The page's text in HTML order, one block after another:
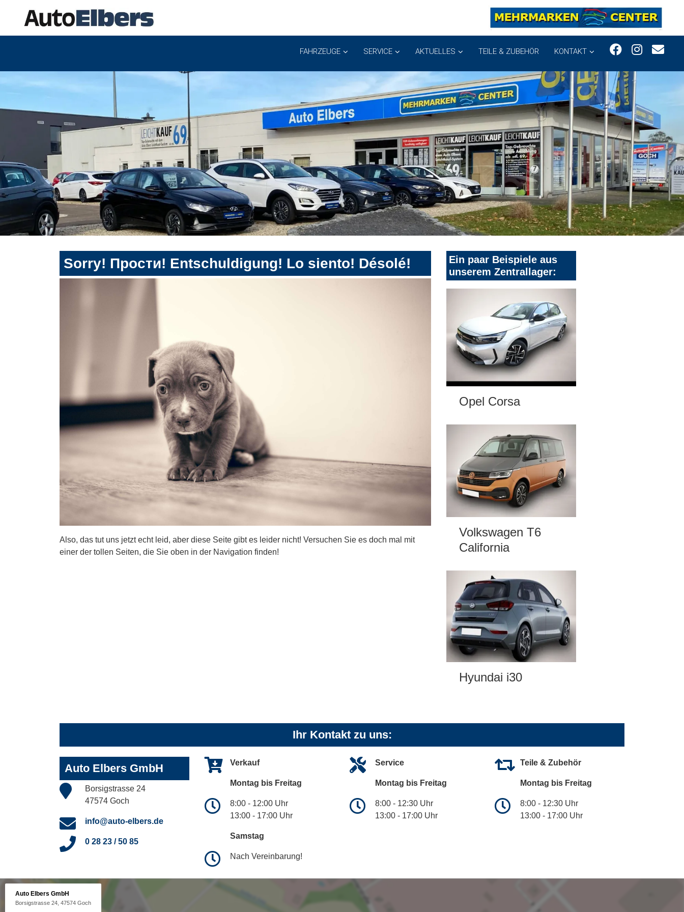
FAHRZEUGE SERVICE AKTUELLES TEILE & ZUBEHÖR KONTAKT
Sorry! Прости! Entschuldigung! Lo siento! Désolé!
Also, das tut uns jetzt echt leid, aber diese Seite gibt es leider nicht! Versuchen Sie es doch mal mit
einer der tollen Seiten, die Sie oben in der Navigation finden!
Ein paar Beispiele aus
unserem Zentrallager:
Opel Corsa
Volkswagen T6
California
Hyundai i30
Ihr Kontakt zu uns:
Auto Elbers GmbH
Borsigstrasse 24
47574 Goch
info@auto-elbers.de
0 28 23 / 50 85
Verkauf
Montag bis Freitag
8:00 - 12:00 Uhr
13:00 - 17:00 Uhr
Samstag
Nach Vereinbarung!
Service
Montag bis Freitag
8:00 - 12:30 Uhr
13:00 - 17:00 Uhr
Teile & Zubehör
Montag bis Freitag
8:00 - 12:30 Uhr
13:00 - 17:00 Uhr
Auto Elbers GmbH
Borsigstrasse 24, 47574 Goch